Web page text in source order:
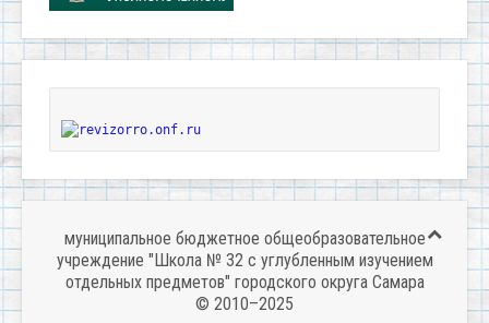
муниципальное бюджетное общеобразовательное
учреждение "Школа № 32 с углубленным изучением
отдельных предметов" городского округа Самара
© 2010–2025